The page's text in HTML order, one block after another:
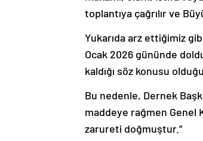
toplantıya çağrılır ve
Yukarıda arz ettiğimiz
Ocak 2026 gününde
kaldığı söz konusu
Bu nedenle, Dernek
maddeye rağmen Genel
zarureti doğmuştur.”